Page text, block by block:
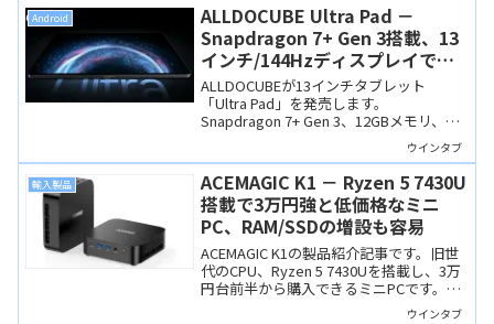
Android
ALLDOCUBE Ultra Pad －
Snapdragon 7+ Gen 3搭載、13
インチ/144Hzディスプレイで
44,999円！タブレット市場を揺
さぶるか？
ALLDOCUBEが13インチタブレット
「Ultra Pad」を発売します。
Snapdragon 7+ Gen 3、12GBメモリ、
2.8K/144Hzディスプレイ、8スピーカー
など高いスペックで、発売記念価格は
44,999円と格安。
ウインタブ
輸入製品
ACEMAGIC K1 － Ryzen 5 7430U
搭載で3万円強と低価格なミニ
PC、RAM/SSDの増設も容易
ACEMAGIC K1の製品紹介記事です。旧世
代のCPU、Ryzen 5 7430Uを搭載し、3万
円台前半から購入できるミニPCです。性
能も悪くはなく、ビジネス用途であれば
ウインタブ